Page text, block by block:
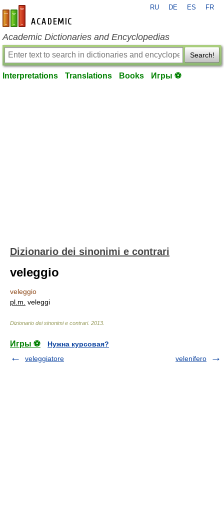
en-academic.com
RU DE ES FR
Academic Dictionaries and Encyclopedias
Search!
Interpretations Translations Books Игры ⚽
Dizionario dei sinonimi e contrari
veleggio
veleggio
pl. m. veleggi
Dizionario dei sinonimi e contrari. 2013
Игры ⚽
Нужна курсовая?
veleggiatore
velenifero